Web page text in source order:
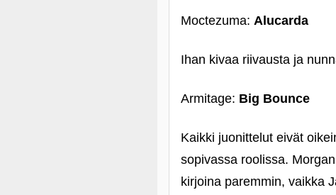
Moctezuma: Alucarda
Ihan kivaa riivausta ja
Armitage: Big Bounce
Kaikki juonittelut eivät
sopivassa roolissa.
kirjoina paremmin, vaikka